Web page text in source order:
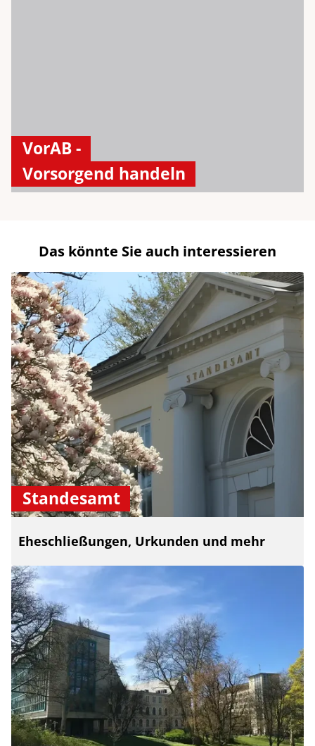
VorAB -
Vorsorgend handeln
Das könnte Sie auch interessieren
Standesamt
Eheschließungen, Urkunden und mehr